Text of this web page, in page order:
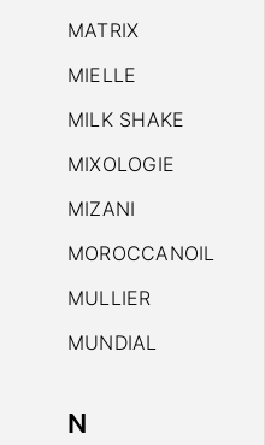
MATRIX
MIELLE
MILK SHAKE
MIXOLOGIE
MIZANI
MOROCCANOIL
MULLIER
MUNDIAL
N